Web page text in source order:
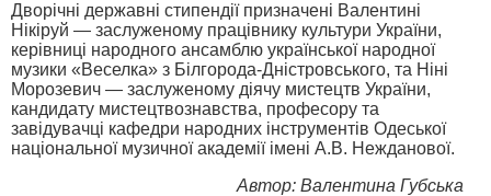
Дворічні державні стипендії призначені Валентині
Нікіруй — заслуженому пра­цівнику культури України,
керівниці народного ансамблю української народної
музики «Веселка» з Білгорода-Дніст­ров­сь­кого, та Ніні
Морозевич — за­служеному діячу мистецтв України,
кандидату мистецтвознавства, професору та
завідувачці кафедри народних інструментів Одеської
національної музичної академії імені А.В. Нежданової.
Автор: Валентина Губська